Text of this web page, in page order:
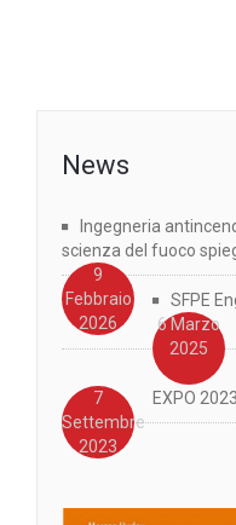
News
Ingegneria
scienza del fuoco
9
Febbraio
2026
SFPE
6 Marzo
2025
EXPO
7
Settembre
2023